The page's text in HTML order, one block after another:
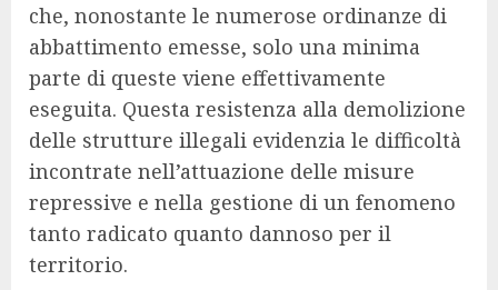
che, nonostante le numerose ordinanze di
abbattimento emesse, solo una minima
parte di queste viene effettivamente
eseguita. Questa resistenza alla demolizione
delle strutture illegali evidenzia le difficoltà
incontrate nell’attuazione delle misure
repressive e nella gestione di un fenomeno
tanto radicato quanto dannoso per il
territorio.